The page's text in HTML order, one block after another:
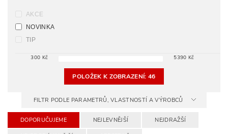
AKCE
NOVINKA
TIP
300 Kč 5390 Kč
POLOŽEK K ZOBRAZENÍ:46
FILTR PODLE PARAMETRŮ, VLASTNOSTÍ A VÝROBCŮ
DOPORUČUJEME NEJLEVNĚJŠÍ NEJDRAŽŠÍ